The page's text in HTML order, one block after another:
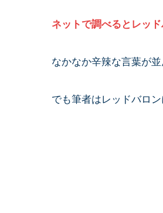
ネットで調べるとレッ
なかなか辛辣な言葉が並
でも筆者はレッドバロ